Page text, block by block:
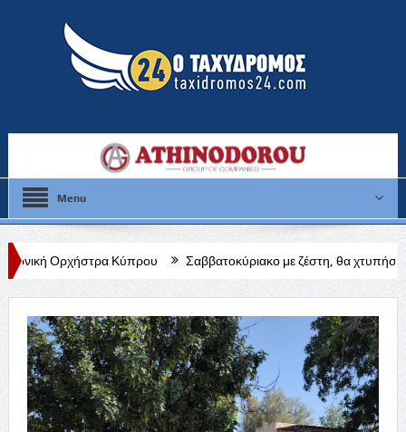
Menu
Κύπρου Σαββατοκύριακο με ζέστη, θα χτυπήσει κόκκινο η